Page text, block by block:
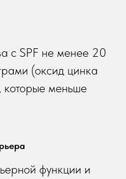
с SPF не менее 20
(оксид цинка
которые меньше
функции и